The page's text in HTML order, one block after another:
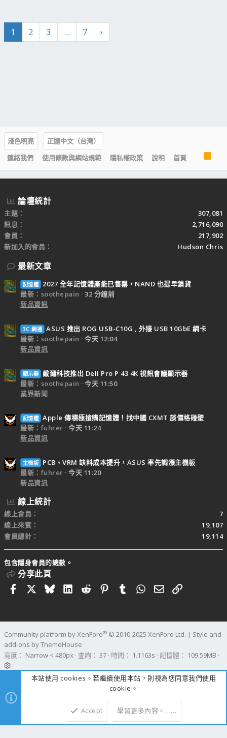
1 2 3 ... 7 ›
淺色明亮
正體中文（台灣）
連絡我們
使用條款與網站規範 隱私權政策 說明 首頁
R
S
S
論壇統計
主題
307,081
訊息
2,716,090
會員
217,902
新加入的會員
Hudson Chris
最新文章
記憶體
2027 全年記憶體產能已售罄，NAND 也提早鎖貨
最新：soothepain
32 分鐘前
新品資訊
3C.網通 ASUS 推出 ROG USB-C10G , 外接 USB 10GbE 網卡
最新：soothepain
今天 12:04
新品資訊
顯示器 戴爾科技推出 Dell Pro P 43 4K 視訊會議顯示器
最新：soothepain
今天 11:50
業界新聞
記憶體 Apple 傳積極搶購記憶體！找中國 CXMT 談價格碰壁
最新：fuhrer
今天 11:24
新品資訊
主機板
PCB、VRM 缺料成本提升，ASUS 率先調漲主機板
最新：fuhrer
今天 11:20
新品資訊
線上統計
線上會員
7
線上來賓
19,107
會員總計
19,114
包含隱身會員的總數。
分享此頁
FacebookBlueskyLinkedIn
RedditPinterestTumblrWhatsApp
電子郵件
連結
Community platform by XenForo® © 2010-2025 XenForo Ltd. | Style and
add-ons by ThemeHouse
寬度
查詢 37 時間 1.1163s 記憶體 109.59MB
本站使用 cookies。若繼續使用本站，則視為您同意我們使用
cookie。
Accept 學習更多內容。……